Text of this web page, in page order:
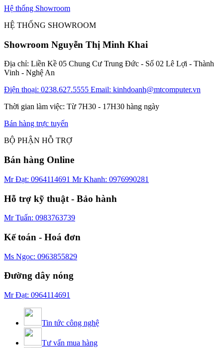
Hệ thống Showroom
HỆ THỐNG SHOWROOM
Showroom Nguyễn Thị Minh Khai
Địa chỉ: Liền Kề 05 Chung Cư Trung Đức - Số 02 Lê Lợi - Thành
Vinh - Nghệ An
Điện thoại: 0238.627.5555 Email: kinhdoanh@mtcomputer.vn
Thời gian làm việc: Từ 7H30 - 17H30 hàng ngày
Bán hàng trực tuyến
BỘ PHẬN HỖ TRỢ
Bán hàng Online
Mr Đạt: 0964114691 Mr Khanh: 0976990281
Hỗ trợ kỹ thuật - Bảo hành
Mr Tuấn: 0983763739
Kế toán - Hoá đơn
Ms Ngọc: 0963855829
Đường dây nóng
Mr Đạt: 0964114691
Tin tức công nghệ
Tư vấn mua hàng